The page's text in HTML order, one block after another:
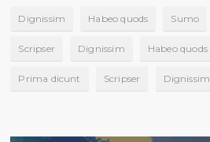
Dignissim Habeo quods Sumo
Scripser Dignissim Habeo quods
Prima dicunt Scripser Dignissim